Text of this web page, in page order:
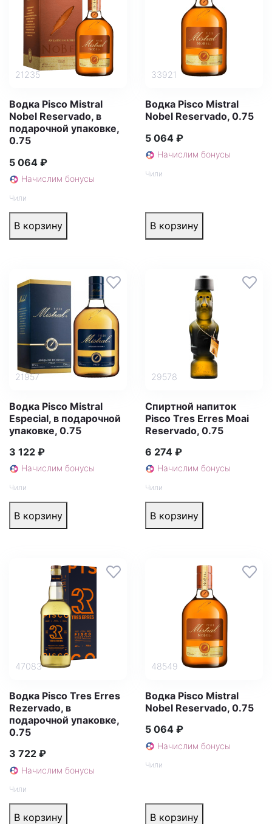
21235
Водка Pisco Mistral
Nobel Reservado, в
подарочной упаковке,
0.75
5 064 ₽
Начислим бонусы
Чили
В корзину
33921
Водка Pisco Mistral
Nobel Reservado, 0.75
5 064 ₽
Начислим бонусы
Чили
В корзину
21957
Водка Pisco Mistral
Especial, в подарочной
упаковке, 0.75
3 122 ₽
Начислим бонусы
Чили
В корзину
29578
Спиртной напиток
Pisco Tres Erres Moai
Reservado, 0.75
6 274 ₽
Начислим бонусы
Чили
В корзину
47083
Водка Pisco Tres Erres
Rezervado, в
подарочной упаковке,
0.75
3 722 ₽
Начислим бонусы
Чили
В корзину
48549
Водка Pisco Mistral
Nobel Reservado, 0.75
5 064 ₽
Начислим бонусы
Чили
В корзину